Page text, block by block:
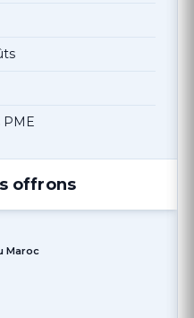
PME
offrons
Maroc